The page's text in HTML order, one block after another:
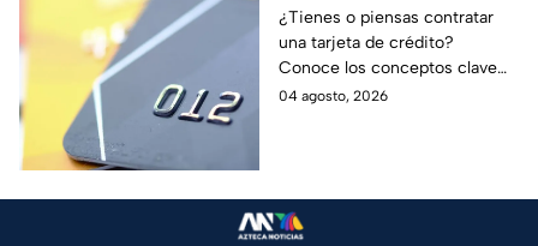
debes entender para
evitar deudas
¿Tienes o piensas contratar
una tarjeta de crédito?
Conoce los conceptos clave
como CAT, fecha de corte,
04 agosto, 2026